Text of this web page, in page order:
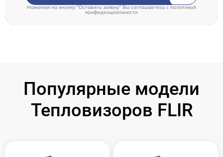
Нажимая на кнопку "Оставить заявку" Вы соглашаетесь c политикой
конфиденциальности
Популярные модели
Тепловизоров FLIR